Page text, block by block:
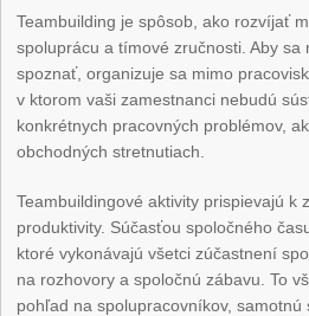
Teambuilding je spôsob, ako rozvíjať
spoluprácu a tímové zručnosti. Aby sa
spoznať, organizuje sa mimo
v ktorom vaši zamestnanci nebudú
konkrétnych pracovných problémov,
obchodných stretnutiach.
Teambuildingové aktivity prispievajú k
produktivity. Súčasťou spoločného
ktoré vykonávajú všetci zúčastnení
na rozhovory a spoločnú zábavu. To
pohľad na spolupracovníkov, samotnú